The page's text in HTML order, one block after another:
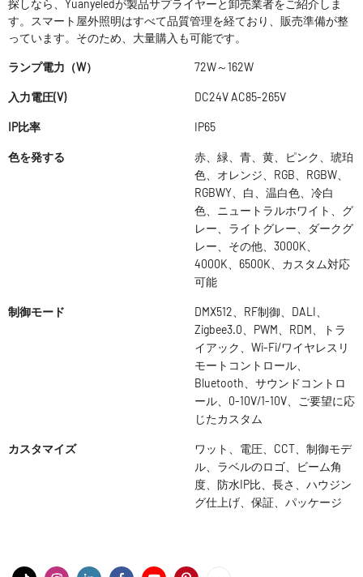
探しなら、Yuanyeledが製品サプライヤーと卸売業者をご紹介しま
す。スマート屋外照明はすべて品質管理を経ており、販売準備が整
っています。そのため、大量購入も可能です。
ランプ電力（W） 72W～162W
入力電圧(V) DC24V AC85-265V
IP比率 IP65
色を発する
赤、緑、青、黄、ピンク、琥珀
色、オレンジ、RGB、RGBW、
RGBWY、白、温白色、冷白
色、ニュートラルホワイト、グ
レー、ライトグレー、ダークグ
レー、その他、3000K、
4000K、6500K、カスタム対応
可能
制御モード
DMX512、RF制御、DALI、
Zigbee3.0、PWM、RDM、トラ
イアック、Wi-Fi/ワイヤレスリ
モートコントロール、
Bluetooth、サウンドコントロ
ール、0-10V/1-10V、ご要望に応
じたカスタム
カスタマイズ
ワット、電圧、CCT、制御モデ
ル、ラベルのロゴ、ビーム角
度、防水IP比、長さ、ハウジン
グ仕上げ、保証、パッケージ